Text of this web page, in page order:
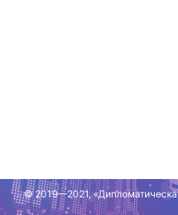
© 2019—2021,